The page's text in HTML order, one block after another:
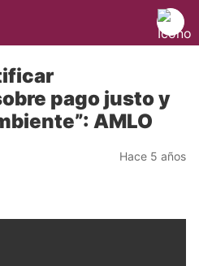
pago justo y
AMLO
Hace 5 años